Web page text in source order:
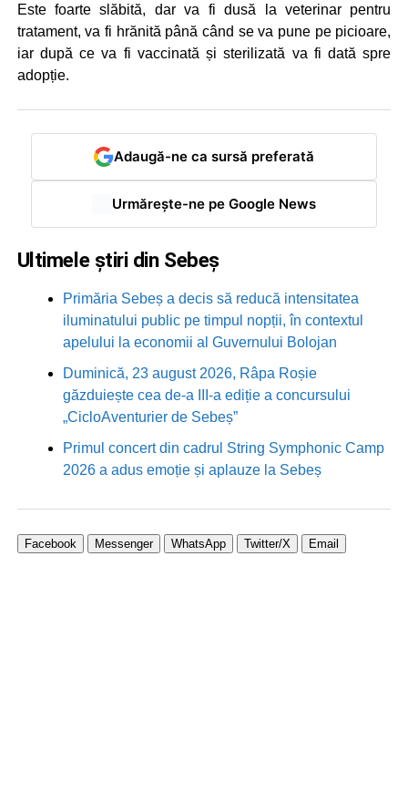
Este foarte slăbită, dar va fi dusă la veterinar pentru
tratament, va fi hrănită până când se va pune pe picioare,
iar după ce va fi vaccinată și sterilizată va fi dată spre
adopție.
Adaugă-ne ca sursă preferată
Urmărește-ne pe Google News
Ultimele știri din Sebeș
Primăria Sebeș a decis să reducă intensitatea
iluminatului public pe timpul nopții, în contextul
apelului la economii al Guvernului Bolojan
Duminică, 23 august 2026, Râpa Roșie
găzduiește cea de-a III-a ediție a concursului
„CicloAventurier de Sebeș”
Primul concert din cadrul String Symphonic Camp
2026 a adus emoție și aplauze la Sebeș
Facebook Messenger WhatsApp Twitter/X Email